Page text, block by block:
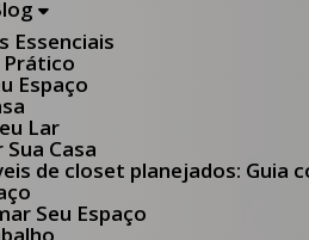
Blog
Essenciais
Prático
Espaço
Lar
Casa
de closet planejados:
Seu Espaço